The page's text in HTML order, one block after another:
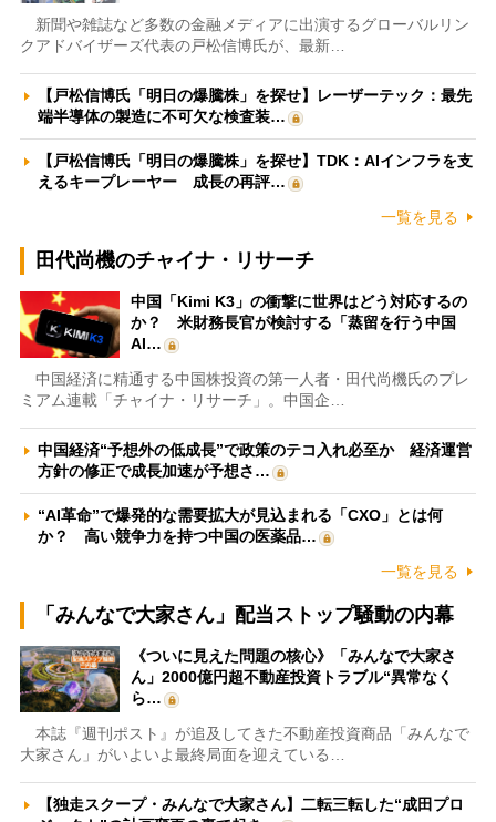
新聞や雑誌など多数の金融メディアに出演するグローバルリン
クアドバイザーズ代表の戸松信博氏が、最新…
【戸松信博氏「明日の爆騰株」を探せ】レーザーテック：最先
端半導体の製造に不可欠な検査装…
【戸松信博氏「明日の爆騰株」を探せ】TDK：AIインフラを支
えるキープレーヤー 成長の再評…
一覧を見る
田代尚機のチャイナ・リサーチ
中国「Kimi K3」の衝撃に世界はどう対応するの
か？ 米財務長官が検討する「蒸留を行う中国
AI…
中国経済に精通する中国株投資の第一人者・田代尚機氏のプレ
ミアム連載「チャイナ・リサーチ」。中国企…
中国経済“予想外の低成長”で政策のテコ入れ必至か 経済運営
方針の修正で成長加速が予想さ…
“AI革命”で爆発的な需要拡大が見込まれる「CXO」とは何
か？ 高い競争力を持つ中国の医薬品…
一覧を見る
「みんなで大家さん」配当ストップ騒動の内幕
《ついに見えた問題の核心》「みんなで大家さ
ん」2000億円超不動産投資トラブル“異常なく
ら…
本誌『週刊ポスト』が追及してきた不動産投資商品「みんなで
大家さん」がいよいよ最終局面を迎えている…
【独走スクープ・みんなで大家さん】二転三転した“成田プロ